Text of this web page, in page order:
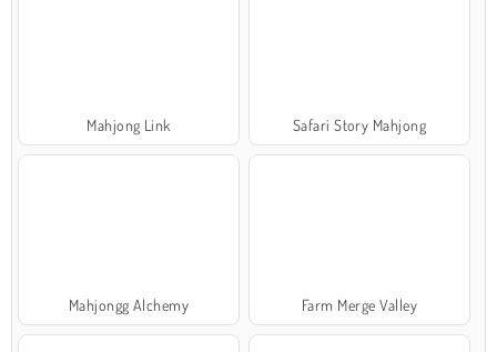
Mahjong Link Safari Story Mahjong
Mahjongg Alchemy Farm Merge Valley